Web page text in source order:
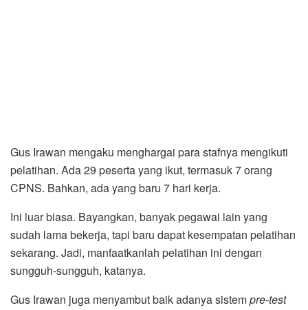
Gus Irawan mengaku menghargai para stafnya mengikuti
pelatihan. Ada 29 peserta yang ikut, termasuk 7 orang
CPNS. Bahkan, ada yang baru 7 hari kerja.
Ini luar biasa. Bayangkan, banyak pegawai lain yang
sudah lama bekerja, tapi baru dapat kesempatan pelatihan
sekarang. Jadi, manfaatkanlah pelatihan ini dengan
sungguh-sungguh, katanya.
Gus Irawan juga menyambut baik adanya sistempre-test